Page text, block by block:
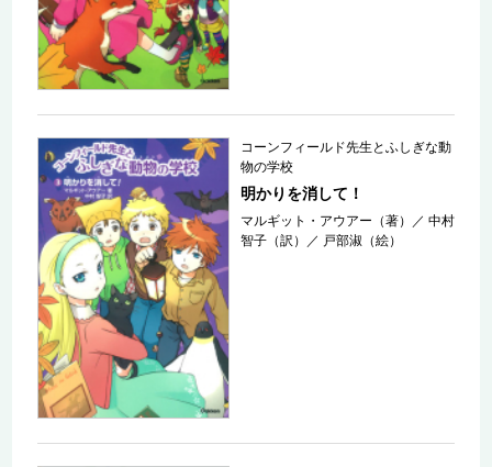
コーンフィールド先生とふしぎな動
物の学校
明かりを消して！
マルギット・アウアー（著） ／中村
智子（訳）
／ 戸部淑（絵）